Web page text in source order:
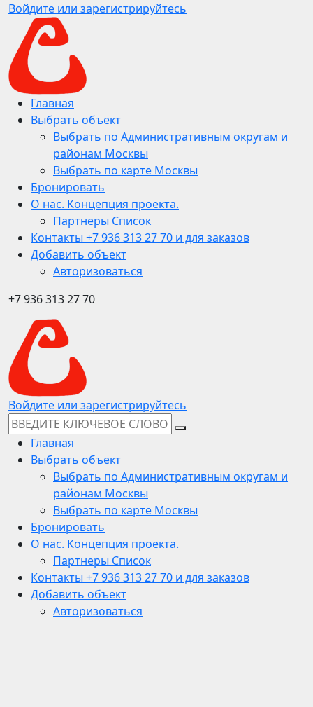
Войдите или зарегистрируйтесь
Главная
Выбрать объект
Выбрать по Административным округам и
районам Москвы
Выбрать по карте Москвы
Бронировать
О нас. Концепция проекта.
Партнеры Список
Контакты +7 936 313 27 70 и для заказов
Добавить объект
Авторизоваться
+7 936 313 27 70
Войдите или зарегистрируйтесь
Главная
Выбрать объект
Выбрать по Административным округам и
районам Москвы
Выбрать по карте Москвы
Бронировать
О нас. Концепция проекта.
Партнеры Список
Контакты +7 936 313 27 70 и для заказов
Добавить объект
Авторизоваться